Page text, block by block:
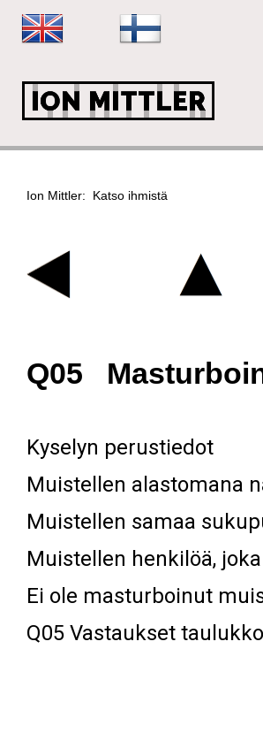
Ion Mittler: Katso ihmistä
Q05
Kyselyn perustiedot
Muistellen alastomana
Muistellen samaa
Muistellen henkilöä,
Ei ole masturboinut
Q05 Vastaukset